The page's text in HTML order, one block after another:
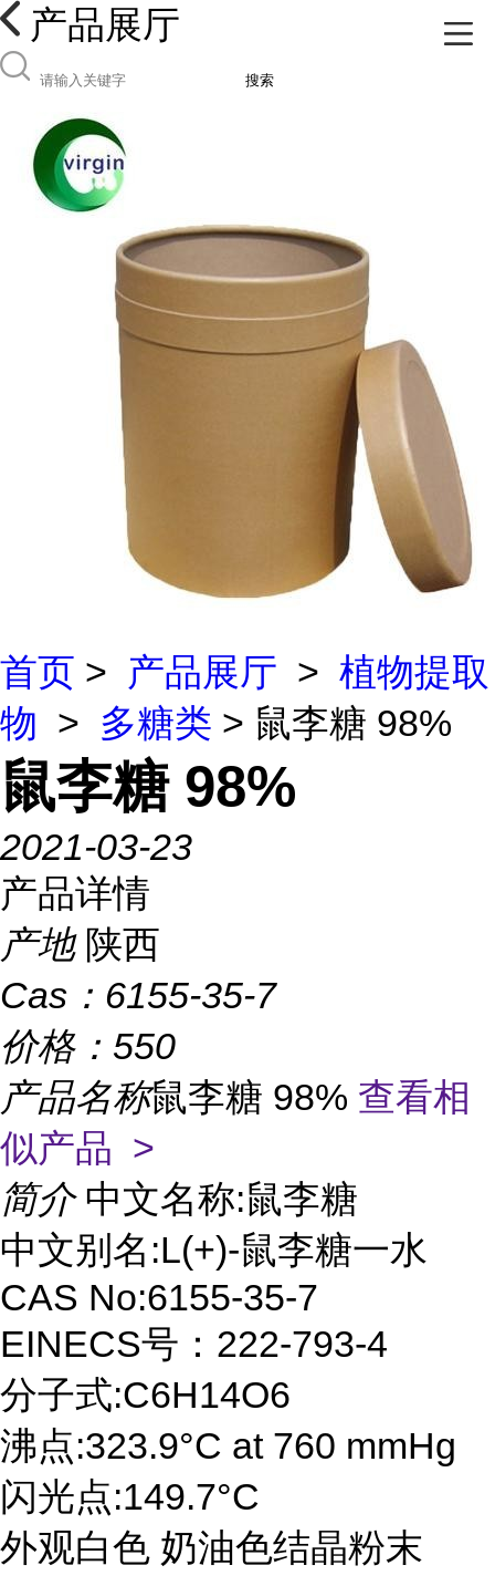
产品展厅
搜索
首页 > 产品展厅 > 植物提取
物 > 多糖类 > 鼠李糖 98%
鼠李糖 98%
2021-03-23
产品详情
产地 陕西
Cas： 6155-35-7
价格： 550
产品名称鼠李糖 98% 查看相
似产品 >
简介 中文名称:鼠李糖
中文别名:L(+)-鼠李糖一水
CAS No:6155-35-7
EINECS号：222-793-4
分子式:C6H14O6
沸点:323.9°C at 760 mmHg
闪光点:149.7°C
外观白色 奶油色结晶粉末